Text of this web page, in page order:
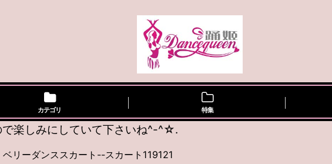
カテゴリ 特集
楽しみにしていて下さいね^-^☆.
ベリーダンススカート--スカート119121